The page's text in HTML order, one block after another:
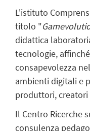
L'istituto
titolo "
didattica
tecnologie,
consapevolezza
ambienti digitali e
produttori,
Il Centro Ricerche
consulenza